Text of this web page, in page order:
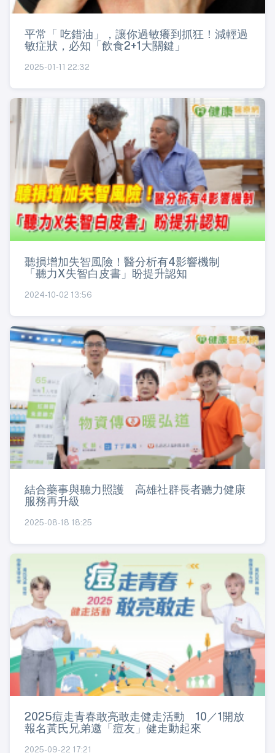
平常「 吃錯油」，讓你過敏癢到抓狂！減輕過
敏症狀，必知「飲食2+1大關鍵」
2025-01-11 22:32
聽損增加失智風險！醫分析有4影響機制
「聽力X失智白皮書」盼提升認知
2024-10-02 13:56
結合藥事與聽力照護 高雄社群長者聽力健康
服務再升級
2025-08-18 18:25
2025痘走青春敢亮敢走健走活動 10／1開放
報名黃氏兄弟邀「痘友」健走動起來
2025-09-22 17:21